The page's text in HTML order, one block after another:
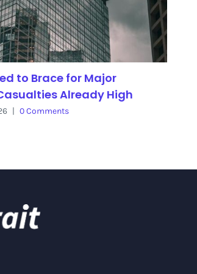
to Brace for Major
Already High
| 0 Comments